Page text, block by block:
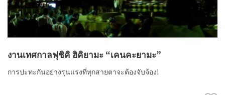
งานเทศกาลฟุชิคิ ฮิคิยามะ “เคนคะยามะ”
การปะทะกันอย่างรุนแรงที่ทุกสายตาจะต้องจับจ้อง!